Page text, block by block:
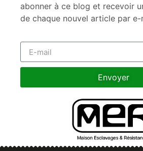
abonner à ce blog et recevoir
de chaque nouvel article par e-
Envoyer